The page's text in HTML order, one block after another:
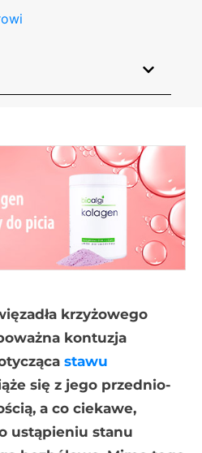
krzyżowego
kontuzja
stawu
się z jego przednio-
a co ciekawe,
ustąpieniu stanu